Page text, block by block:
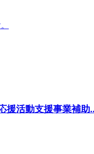
援活動支援事業補助